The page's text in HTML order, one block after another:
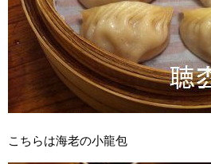
こちらは海老の小龍包